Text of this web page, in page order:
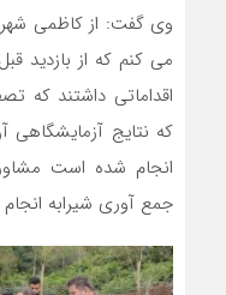
وی گفت: از کاظمی
می کنم که از بازدید
اقداماتی داشتند که
که نتایج آزمایشگاهی
انجام شده است
جمع آوری شیرابه